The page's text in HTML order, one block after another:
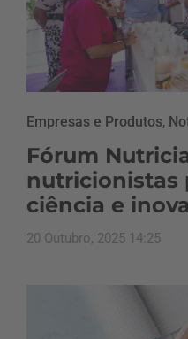
Empresas e Produtos,
Fórum
nutricionistas
ciência e
20 Outubro, 2025 14:25